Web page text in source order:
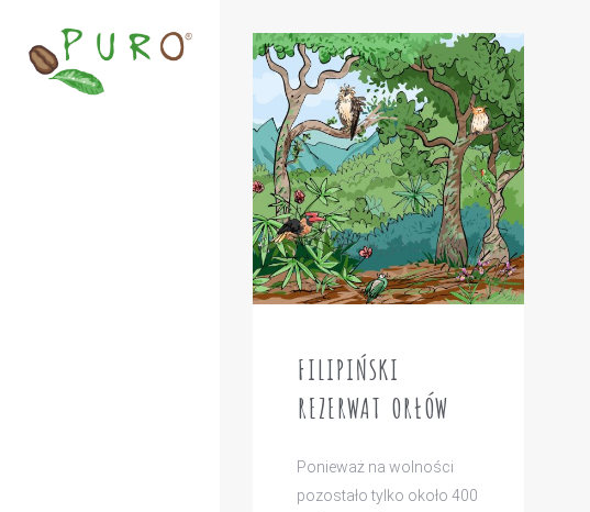
FILIPIŃSKI
REZERWAT ORŁÓW
Ponieważ na wolności
pozostało tylko około 400